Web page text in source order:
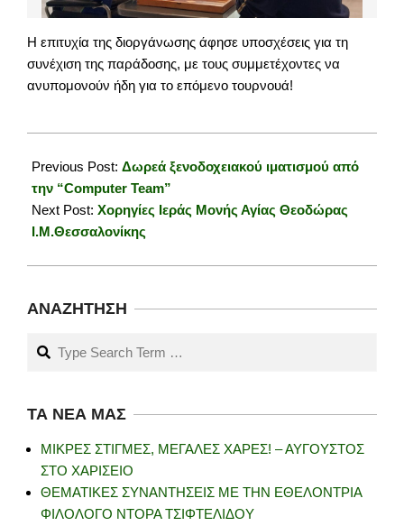
Η επιτυχία της διοργάνωσης άφησε υποσχέσεις για τη
συνέχιση της παράδοσης, με τους συμμετέχοντες να
ανυπομονούν ήδη για το επόμενο τουρνουά!
02-
01
Previous Post: Δωρεά ξενοδοχειακού ιματισμού από
την “Computer Team”
Next Post: Χορηγίες Ιεράς Μονής Αγίας Θεοδώρας
Ι.Μ.Θεσσαλονίκης
ΑΝΑΖΉΤΗΣΗ
Search
ΤΑ ΝΈΑ ΜΑΣ
ΜΙΚΡΕΣ ΣΤΙΓΜΕΣ, ΜΕΓΑΛΕΣ ΧΑΡΕΣ! – ΑΥΓΟΥΣΤΟΣ
ΣΤΟ ΧΑΡΙΣΕΙΟ
ΘΕΜΑΤΙΚΕΣ ΣΥΝΑΝΤΗΣΕΙΣ ΜΕ ΤΗΝ ΕΘΕΛΟΝΤΡΙΑ
ΦΙΛΟΛΟΓΟ ΝΤΟΡΑ ΤΣΙΦΤΕΛΙΔΟΥ